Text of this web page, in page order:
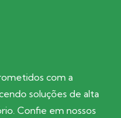
com a
soluções de alta
Confie em nossos